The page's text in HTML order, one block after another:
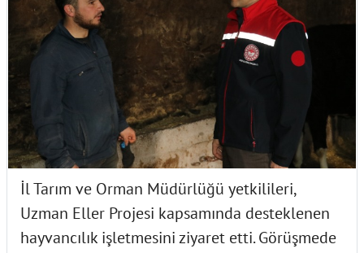
İl Tarım ve Orman Müdürlüğü yetkilileri,
Uzman Eller Projesi kapsamında desteklenen
hayvancılık işletmesini ziyaret etti. Görüşmede